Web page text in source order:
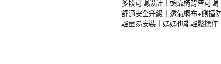
多段可調設計｜頭靠椅背皆可調
舒適安全升級｜透氣網布+側撞
輕量易安裝｜媽媽也能輕鬆操作